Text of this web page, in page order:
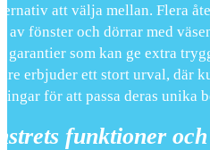
att välja mellan. Flera
av fönster och dörrar med
garantier som kan ge extra
erbjuder ett stort urval, där
för att passa deras unika
funktioner